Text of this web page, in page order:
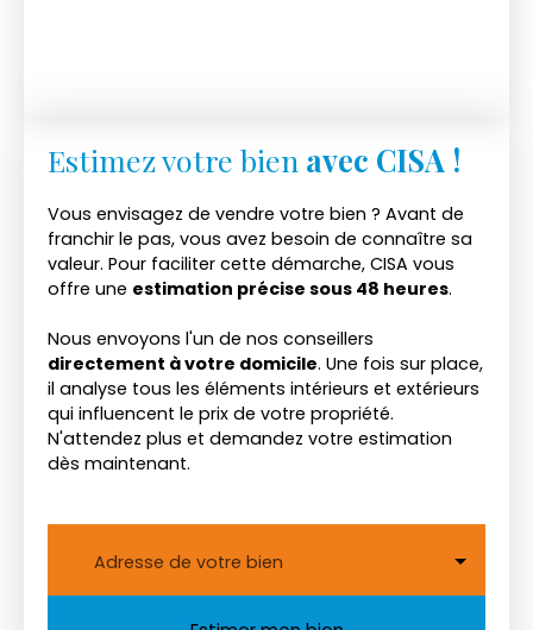
Estimez votre bien avec CISA !
Vous envisagez de vendre votre bien ? Avant de
franchir le pas, vous avez besoin de connaître sa
valeur. Pour faciliter cette démarche, CISA vous
offre une estimation précise sous 48 heures.
Nous envoyons l'un de nos conseillers
directement à votre domicile. Une fois sur place,
il analyse tous les éléments intérieurs et extérieurs
qui influencent le prix de votre propriété.
N'attendez plus et demandez votre estimation
dès maintenant.
Adresse de votre bien